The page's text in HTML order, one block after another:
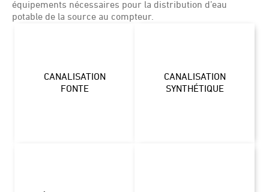
équipements nécessaires pour la distribution d’eau
potable de la source au compteur.
CANALISATION
FONTE
CANALISATION
SYNTHÉTIQUE